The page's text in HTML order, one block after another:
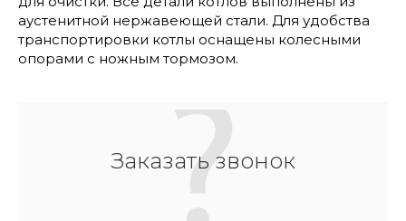
аустенитной нержавеющей стали. Для удобства
транспортировки котлы оснащены колесными
опорами с ножным тормозом.
Заказать звонок